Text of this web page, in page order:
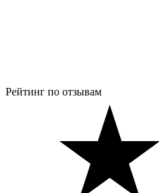
Рейтинг по отзывам